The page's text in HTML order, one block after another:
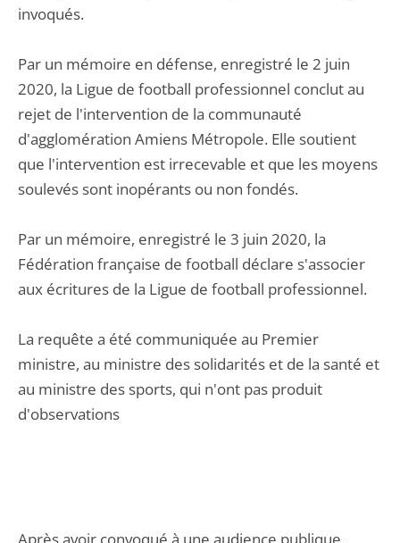
invoqués.
Par un mémoire en défense, enregistré le 2 juin
2020, la Ligue de football professionnel conclut au
rejet de l'intervention de la communauté
d'agglomération Amiens Métropole. Elle soutient
que l'intervention est irrecevable et que les moyens
soulevés sont inopérants ou non fondés.
Par un mémoire, enregistré le 3 juin 2020, la
Fédération française de football déclare s'associer
aux écritures de la Ligue de football professionnel.
La requête a été communiquée au Premier
ministre, au ministre des solidarités et de la santé et
au ministre des sports, qui n'ont pas produit
d'observations